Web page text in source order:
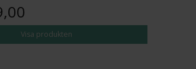
Visa produkten